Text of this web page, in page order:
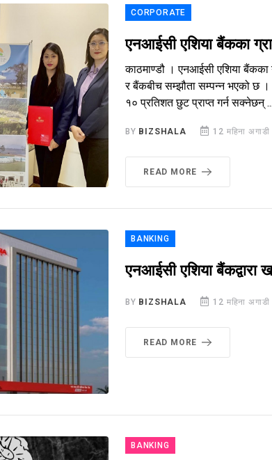
CORPORATE
एनआईसी एशिया बैंकका
काठमाण्डौ । एनआईसी एशिया बैंकका
र बैंकबीच सम्झौता सम्पन्न भएको छ ।
१० प्रतिशत छुट प्राप्त गर्न सक्नेछन् ...
BY BIZSHALA 12 महिना अगाडी
READ MORE
BANKING
एनआईसी एशिया बैंकद्वारा
BY BIZSHALA 12 महिना अगाडी
READ MORE
BANKING